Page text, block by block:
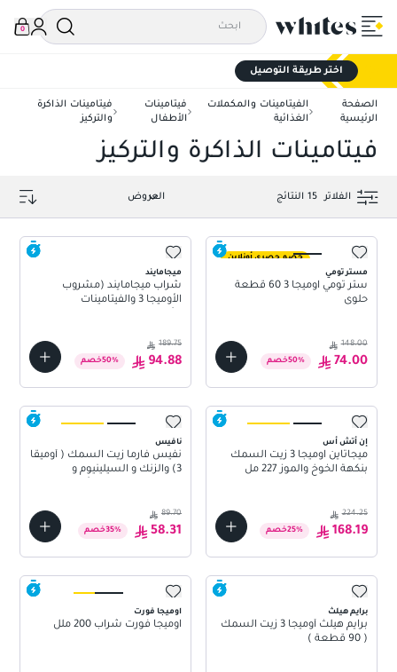
0
اختر طريقة التوصيل
الصفحة
الرئيسية
الفيتامينات والمكملات
الغذائية
فيتامينات
الأطفال
فيتامينات الذاكرة
والتركيز
فيتامينات الذاكرة والتركيز
الفلاتر 15 النتائج
خصم حصري أونلاين
مستر تومي
ستر تومي اوميجا 3 60 قطعة
حلوى
148.00
74.00
50% خصم
ميجامايند
شراب ميجامايند (مشروب
الأوميجا 3 والفيتامينات
189.75
94.88
50% خصم
إن أتش أس
ميجاتاين اوميجا 3 زيت السمك
بنكهة الخوخ والموز 227 مل
224.25
168.19
25% خصم
نافيس
نفيس فارما زيت السمك ( أوميقا
3) والزنك و السيلينيوم و
89.70
58.31
35% خصم
برايم هيلث
برايم هيلث أوميجا 3 زيت السمك
( 90 قطعة )
اوميجا فورت
اوميجا فورت شراب 200 ملل